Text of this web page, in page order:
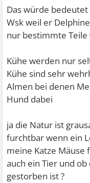
Das würde
Wsk weil er
nur bestimmte
Kühe werden nur
Kühe sind sehr
Almen bei denen
Hund dabei
ja die Natur ist
furchtbar wenn ein
meine Katze
auch ein Tier und
gestorben ist ?